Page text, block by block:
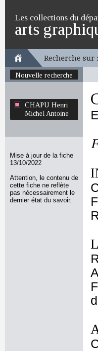
Les collections du
arts
Recherche sur :
Nouvelle recherche
CHAPU Henri
Michel Antoine
Mise à jour de la fiche
13/10/2022
Attention, le contenu de
cette fiche ne reflète
pas nécessairement le
dernier état du savoir.